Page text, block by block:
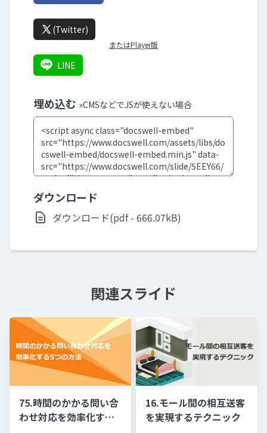
(Twitter)
またはPlayer版
LINE
埋め込む »CMSなどでJSが使えない場合
ダウンロード
ダウンロード(pdf - 666.07kB)
関連スライド
75.時間のかかる問い合
わせ対応を効率化する5
16.モール間の相互送客
を実現するテクニック